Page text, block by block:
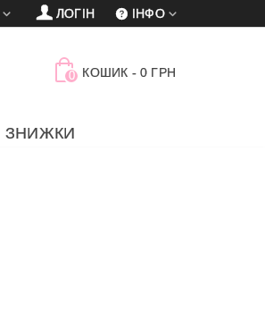
ІНФО
ЛОГІН
0 КОШИК - 0 ГРН
ЗНИЖКИ